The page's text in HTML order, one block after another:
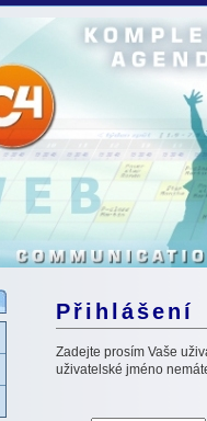
Přihlášení
Zadejte prosím Vaše
uživatelské jméno